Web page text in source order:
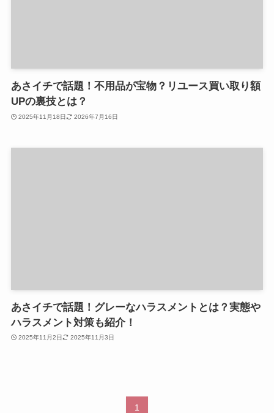
あさイチで話題！不用品が宝物？リユース買い取り額
UPの裏技とは？
2025年11月18日 2026年7月16日
あさイチで話題！グレーなハラスメントとは？実態や
ハラスメント対策も紹介！
2025年11月2日 2025年11月3日
1